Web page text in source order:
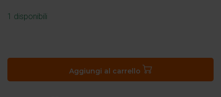
1 disponibili
quantità
Aggiungi al carrello